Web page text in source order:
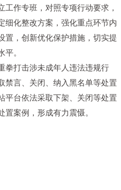
工作专班，对照专项行动要求，
细化整改方案，强化重点环节内
置，创新优化保护措施，切实提
平。
拳打击涉未成年人违法违规行
禁言、关闭、纳入黑名单等处置
平台依法采取下架、关闭等处置
案例，形成有力震慑。